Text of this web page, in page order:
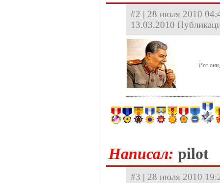
#2 | 28 июля 2010
13.03.2010
Вот
Hаписал: pilot
#3 | 28 июля 2010